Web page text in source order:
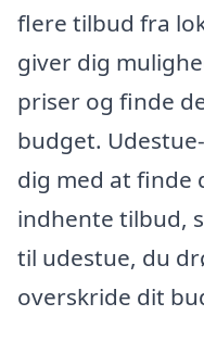
flere tilbud fra
giver dig
priser og finde
budget.
dig med at finde
indhente tilbud,
til udestue, du
overskride dit